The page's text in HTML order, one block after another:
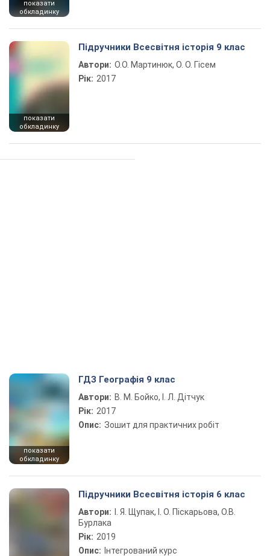
показати
обкладинку
показати
обкладинку
Підручники Всесвітня історія 9 клас
Автори: О.О. Мартинюк, О. О. Гісем
Рік: 2017
показати
обкладинку
ГДЗ Географія 9 клас
Автори: В. М. Бойко, І. Л. Дітчук
Рік: 2017
Опис: Зошит для практичних робіт
Підручники Всесвітня історія 6 клас
Автори:
І. Я. Щупак, І. О. Піскарьова, О.В.
Бурлака
Рік: 2019
Опис: Інтегрований курс